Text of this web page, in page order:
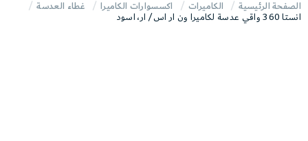
الصفحة الرئيسية الكاميرات اكسسوارات الكاميرا
غطاء العدسة
انستا 360 واقي عدسة لكاميرا ون ار اس/ ار، اسود